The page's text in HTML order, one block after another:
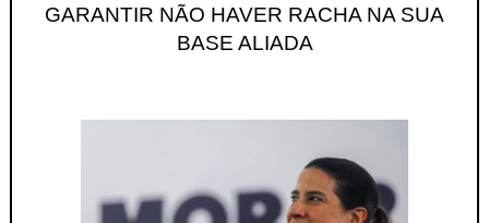
GARANTIR NÃO HAVER RACHA NA SUA
BASE ALIADA